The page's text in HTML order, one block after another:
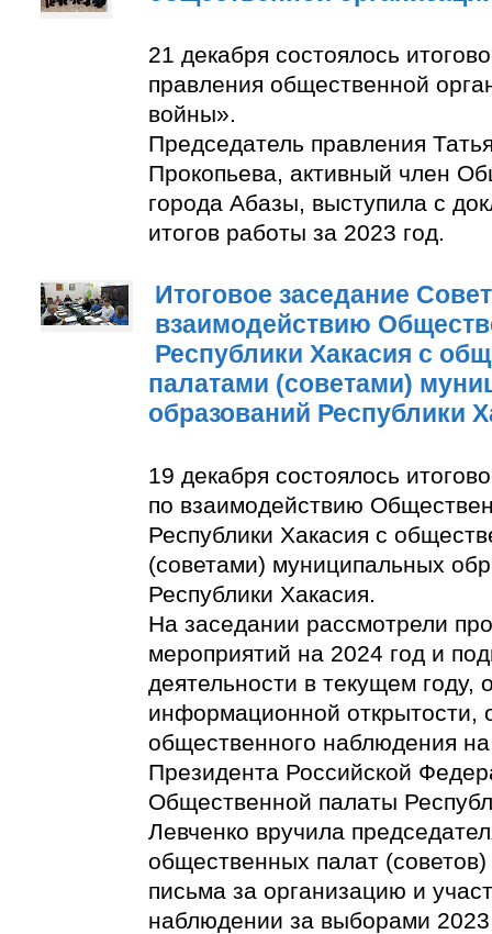
21 декабря состоялось
правления общественной
войны».
Председатель правления
Прокопьева, активный член
города Абазы, выступила с
итогов работы за 2023 год.
Итоговое заседание
взаимодействию
Республики Хакасия с
палатами (советами)
образований Республики
19 декабря состоялось
по взаимодействию
Республики Хакасия с
(советами) муниципальных
Республики Хакасия.
На заседании рассмотрели
мероприятий на 2024 год и
деятельности в текущем году,
информационной открытости,
общественного наблюдения
Президента Российской
Общественной палаты
Левченко вручила
общественных палат
письма за организацию и
наблюдении за выборами 2023